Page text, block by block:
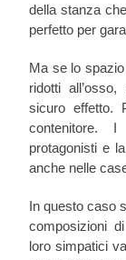
della stanza
perfetto per
Ma se lo
ridotti
sicuro effetto.
contenitore.
protagonisti e
anche nelle
In questo caso
composizioni
loro simpatici